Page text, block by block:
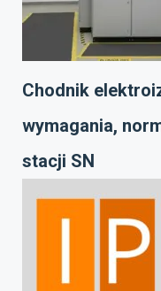
Chodnik
wymagania,
stacji SN